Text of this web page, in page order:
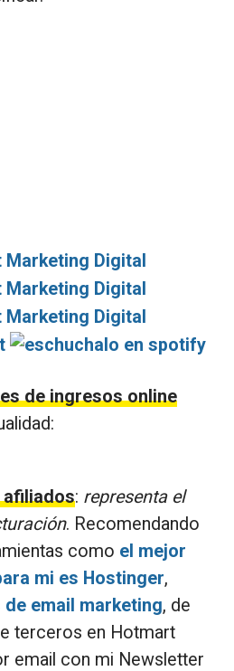
de ingresos online
afiliados: representa el
. Recomendando
como el mejor
mi es Hostinger,
email marketing, de
terceros en Hotmart
email con mi Newsletter